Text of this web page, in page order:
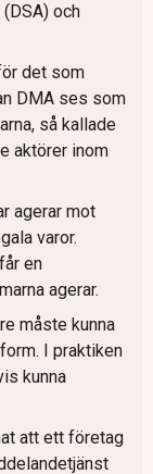
och
det som
DMA ses som
så kallade
aktörer inom
agerar mot
varor.
en
agerar.
måste kunna
I praktiken
kunna
att ett företag